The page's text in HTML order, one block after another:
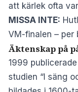
att kärlek ofta
MISSA INTE:
VM-finalen – per
Äktenskap på
1999
studien “I säng